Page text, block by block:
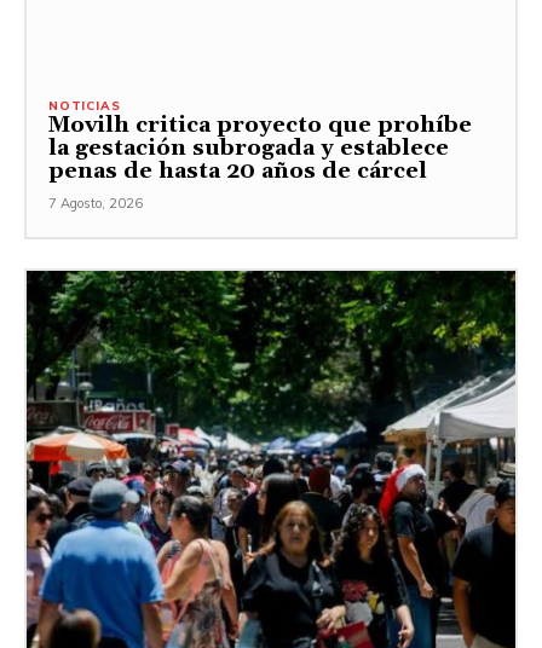
NOTICIAS
Movilh critica proyecto que prohíbe
la gestación subrogada y establece
penas de hasta 20 años de cárcel
7 Agosto, 2026